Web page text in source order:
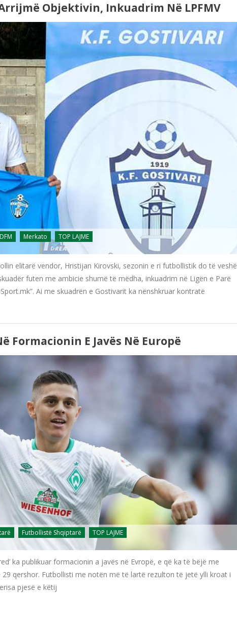
Objektivin, Inkuadrim Në LPFMV
Merkato TOP LAJME
elitarë vendor, Hristijan Kirovski, sezonin e ri futbollistik do të veshë
futen me ambicie shumë të mëdha, inkuadrim në Ligën e Parë
Ai me skuadrën e Gostivarit ka nënshkruar kontratë
Formacionin E Javës Në Europë
Futbollistë Shqiptarë TOP LAJME
ka publikuar formacionin a javës në Evropë, e që ka të bëjë me
qershor. Futbollisti me notën më të lartë rezulton të jetë ylli kroat i
pjesë e këtij